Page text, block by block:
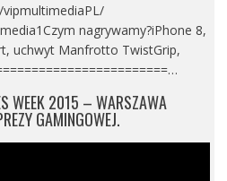
nagrywamy?iPhone 8,
uchwyt Manfrotto TwistGrip,
WEEK 2015 – WARSZAWA
GAMINGOWEJ.